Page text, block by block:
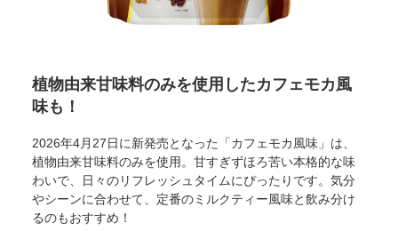
植物由来甘味料のみを使用したカフェモカ風
味も！
2026年4月27日に新発売となった「カフェモカ風味」は、
植物由来甘味料のみを使用。甘すぎずほろ苦い本格的な味
わいで、日々のリフレッシュタイムにぴったりです。気分
やシーンに合わせて、定番のミルクティー風味と飲み分け
るのもおすすめ！